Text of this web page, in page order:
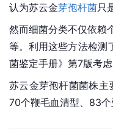
认为苏云金芽孢杆菌只
然而细菌分类不仅依赖
等。利用这些方法检测
菌鉴定手册》第7版考
苏云金芽孢杆菌菌株主
70个鞭毛血清型、83